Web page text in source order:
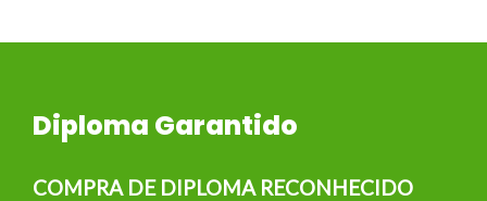
Diploma Garantido
COMPRA DE DIPLOMA RECONHECIDO